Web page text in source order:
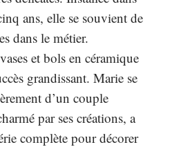
ans, elle se souvient de
dans le métier.
et bols en céramique
grandissant. Marie se
d’un couple
par ses créations, a
complète pour décorer